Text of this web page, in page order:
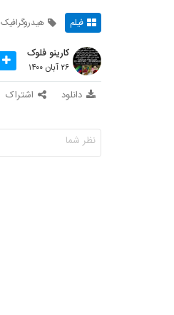
فیلم هیدروگرافیک
کارینو فلوک
۲۶ آبان ۱۴۰۰
دانلود اشتراک